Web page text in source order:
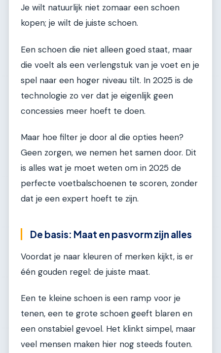
Je wilt natuurlijk niet zomaar een schoen
kopen; je wilt de juiste schoen.
Een schoen die niet alleen goed staat, maar
die voelt als een verlengstuk van je voet en je
spel naar een hoger niveau tilt. In 2025 is de
technologie zo ver dat je eigenlijk geen
concessies meer hoeft te doen.
Maar hoe filter je door al die opties heen?
Geen zorgen, we nemen het samen door. Dit
is alles wat je moet weten om in 2025 de
perfecte voetbalschoenen te scoren, zonder
dat je een expert hoeft te zijn.
De basis: Maat en pasvorm zijn alles
Voordat je naar kleuren of merken kijkt, is er
één gouden regel: de juiste maat.
Een te kleine schoen is een ramp voor je
tenen, een te grote schoen geeft blaren en
een onstabiel gevoel. Het klinkt simpel, maar
veel mensen maken hier nog steeds fouten.